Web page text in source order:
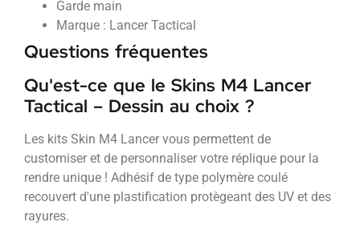
Garde main
Marque : Lancer Tactical
Questions fréquentes
Qu'est-ce que le Skins M4 Lancer
Tactical – Dessin au choix ?
Les kits Skin M4 Lancer vous permettent de
customiser et de personnaliser votre réplique pour la
rendre unique ! Adhésif de type polymère coulé
recouvert d'une plastification protègeant des UV et des
rayures.